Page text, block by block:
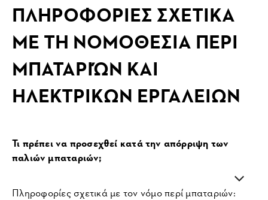
ΠΛΗΡΟΦΟΡΙΕΣ ΣΧΕΤΙΚΑ
ΜΕ ΤΗ ΝΟΜΟΘΕΣΙΑ ΠΕΡΙ
ΜΠΑΤΑΡΙΏΝ ΚΑΙ
ΗΛΕΚΤΡΙΚΩΝ ΕΡΓΑΛΕΙΩΝ
Τι πρέπει να προσεχθεί κατά την απόρριψη των
παλιών μπαταριών;
Πληροφορίες σχετικά με τον νόμο περί μπαταριών: